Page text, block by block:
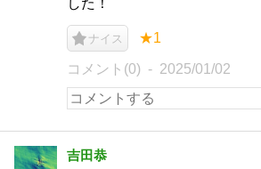
した！
ナイス ★1
コメント(0) 2025/01/02
吉田恭